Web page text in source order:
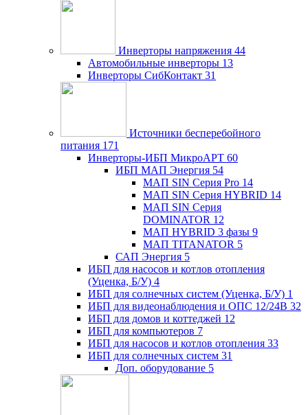
Инверторы напряжения 44
Автомобильные инверторы 13
Инверторы СибКонтакт 31
Источники бесперебойного
питания 171
Инверторы-ИБП МикроАРТ 60
ИБП МАП Энергия 54
МАП SIN Серия Pro 14
МАП SIN Серия HYBRID 14
МАП SIN Серия
DOMINATOR 12
МАП HYBRID 3 фазы 9
МАП TITANATOR 5
САП Энергия 5
ИБП для насосов и котлов отопления
(Уценка, Б/У) 4
ИБП для солнечных систем (Уценка, Б/У) 1
ИБП для видеонаблюдения и ОПС 12/24В 32
ИБП для домов и коттеджей 12
ИБП для компьютеров 7
ИБП для насосов и котлов отопления 33
ИБП для солнечных систем 31
Доп. оборудование 5